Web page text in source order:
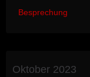
Besprechung
Oktober 2023